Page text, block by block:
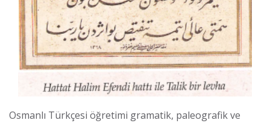
Osmanlı Türkçesi öğretimi gramatik, paleografik ve